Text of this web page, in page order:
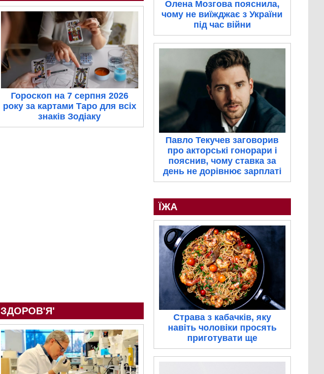
Гороскоп на 7 серпня 2026
року за картами Таро для всіх
знаків Зодіаку
ЗДОРОВ'Я'
Олена Мозгова пояснила,
чому не виїжджає з України
під час війни
Павло Текучев заговорив
про акторські гонорари і
пояснив, чому ставка за
день не дорівнює зарплаті
ЇЖА
Страва з кабачків, яку
навіть чоловіки просять
приготувати ще